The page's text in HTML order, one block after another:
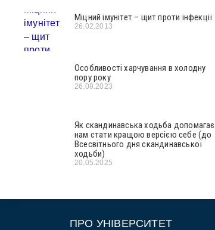
Міцний імунітет – щит проти інфекції
26.02.2013
Особливості харчування в холодну
пору року
26.08.2023
Як скандинавська ходьба допомагає
нам стати кращою версією себе (до
Всесвітнього дня скандинавської
ходьби)
20.05.2025
ПРО УНІВЕРСИТЕТ